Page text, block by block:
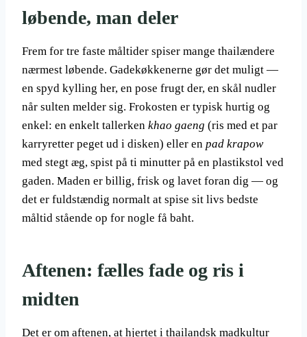
løbende, man deler
Frem for tre faste måltider spiser mange thailændere
nærmest løbende. Gadekøkkenerne gør det muligt —
en spyd kylling her, en pose frugt der, en skål nudler
når sulten melder sig. Frokosten er typisk hurtig og
enkel: en enkelt tallerken khao gaeng (ris med et par
karryretter peget ud i disken) eller en pad krapow
med stegt æg, spist på ti minutter på en plastikstol ved
gaden. Maden er billig, frisk og lavet foran dig — og
det er fuldstændig normalt at spise sit livs bedste
måltid stående op for nogle få baht.
Aftenen: fælles fade og ris i
midten
Det er om aftenen, at hjertet i thailandsk madkultur